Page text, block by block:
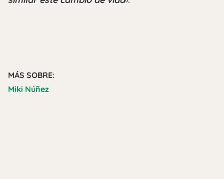
MÁS SOBRE:
Miki Núñez